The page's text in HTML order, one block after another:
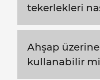
tekerlekleri
Ahşap
kullanabilir